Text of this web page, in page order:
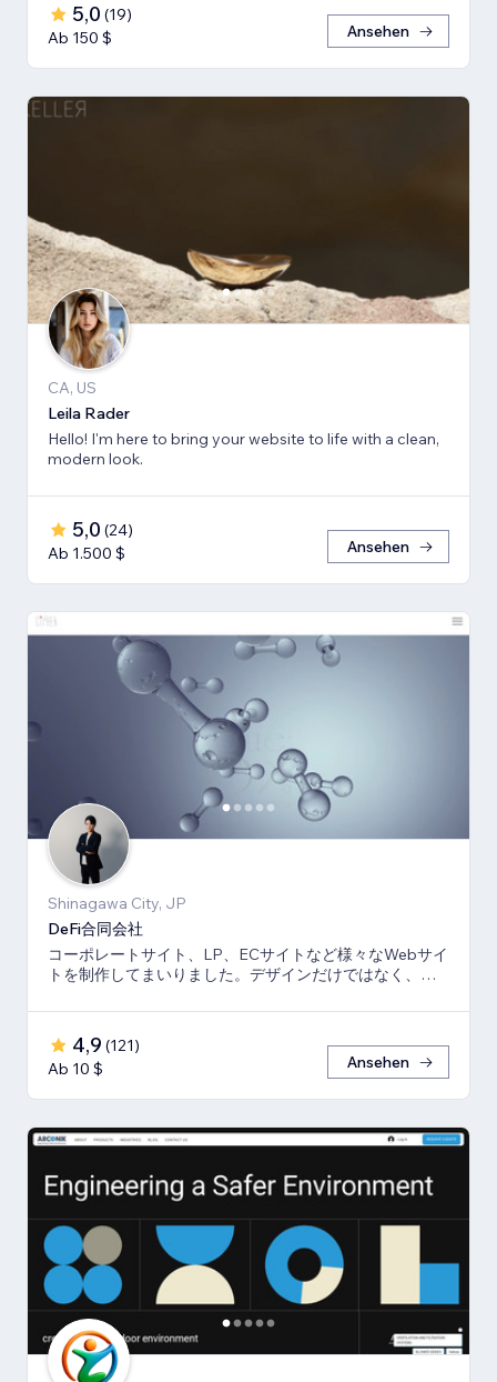
5,0 (19)
Ab 150 $
Ansehen
CA, US
Leila Rader
Hello! I'm here to bring your website to life with a clean,
modern look.
5,0 (24)
Ab 1.500 $
Ansehen
Shinagawa City, JP
DeFi合同会社
コーポレートサイト、LP、ECサイトなど様々なWebサイ
トを制作してまいりました。デザインだけではなく、マ
4,9 (121)
Ab 10 $
Ansehen